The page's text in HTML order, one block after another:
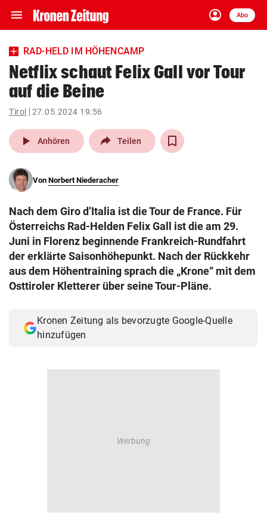
menu Navigation
ein-/ausklappen
account_circle
Anmelden
Abo
close Schließen
account_circle Anmelden
pin_drop
Wien arrow_right
search
eingeben
© Krone Multimedia GmbH & Co KG 2026
Muthgasse 2, 1190 Wien
RAD-HELD IM HÖHENCAMP
Netflix schaut Felix Gall vor Tour
auf die Beine
Tirol 27.05.2024 19:56
play_arrow Anhören Teilen
Von Norbert Niederacher
Nach dem Giro d’Italia ist die Tour de France. Für
Österreichs Rad-Helden Felix Gall ist die am 29.
Juni in Florenz beginnende Frankreich-Rundfahrt
der erklärte Saisonhöhepunkt. Nach der Rückkehr
aus dem Höhentraining sprach die „Krone“ mit dem
Osttiroler Kletterer über seine Tour-Pläne.
Kronen Zeitung als bevorzugte Google-Quelle
hinzufügen